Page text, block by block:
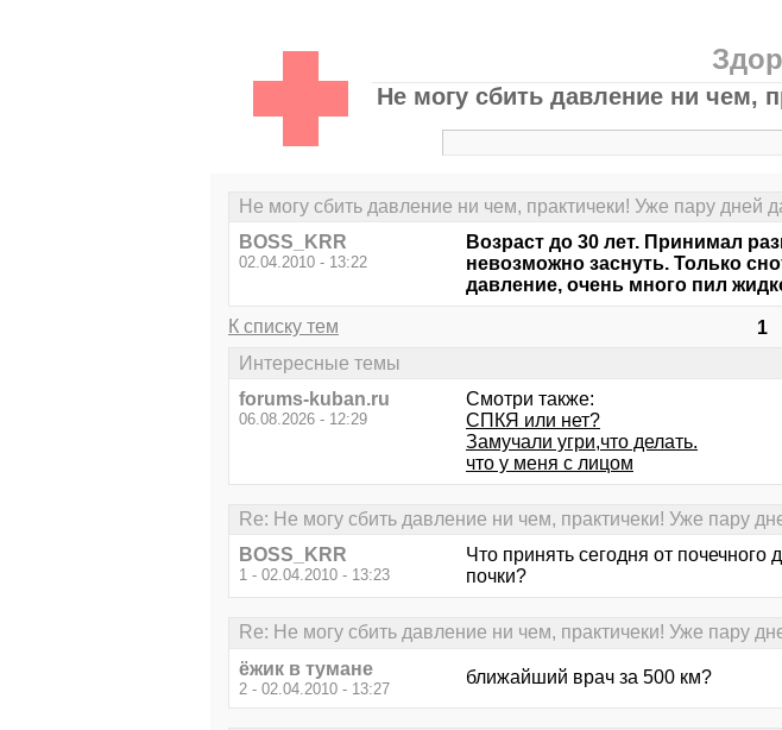
Не могу сбить давление ни чем,
Не могу сбить давление ни чем, практичеки! Уже пару дней
BOSS_KRR
02.04.2010 - 13:22
Возраст до 30 лет. Принимал
невозможно заснуть. Только
давление, очень много пил
К списку тем 1
Интересные темы
forums-kuban.ru
06.08.2026 - 12:29
Смотри также:
СПКЯ или нет?
Замучали угри,что делать.
что у меня с лицом
Re: Не могу сбить давление ни чем, практичеки! Уже пару
BOSS_KRR
1 - 02.04.2010 - 13:23
Что принять сегодня от почечного
почки?
Re: Не могу сбить давление ни чем, практичеки! Уже пару
ёжик в тумане
2 - 02.04.2010 - 13:27
ближайший врач за 500 км?